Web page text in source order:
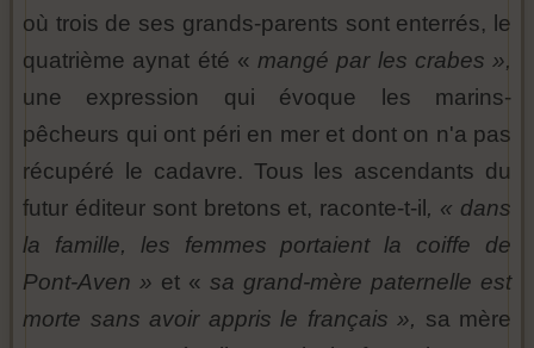
où trois de ses grands-parents sont enterrés, le
quatrième aynat été « mangé par les crabes »,
une expression qui évoque les marins-
pêcheurs qui ont péri en mer et dont on n'a pas
récupéré le cadavre. Tous les ascendants du
futur éditeur sont bretons et, raconte-t-il, « dans
la famille, les femmes portaient la coiffe de
Pont-Aven » et « sa grand-mère paternelle est
morte sans avoir appris le français », sa mère